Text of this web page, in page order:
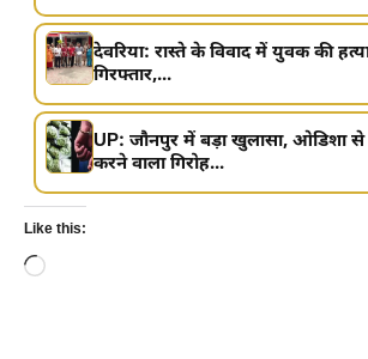
देवरिया: रास्ते के विवाद में युवक की
गिरफ्तार,...
UP: जौनपुर में बड़ा खुलासा, ओडिशा से
करने वाला गिरोह...
Like this:
Loading…